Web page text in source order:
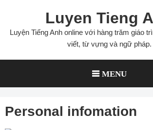
content
Luyen Tieng
Luyện Tiếng Anh online với hàng trăm giáo
viết, từ vựng và ngữ pháp.
MENU
Personal infomation